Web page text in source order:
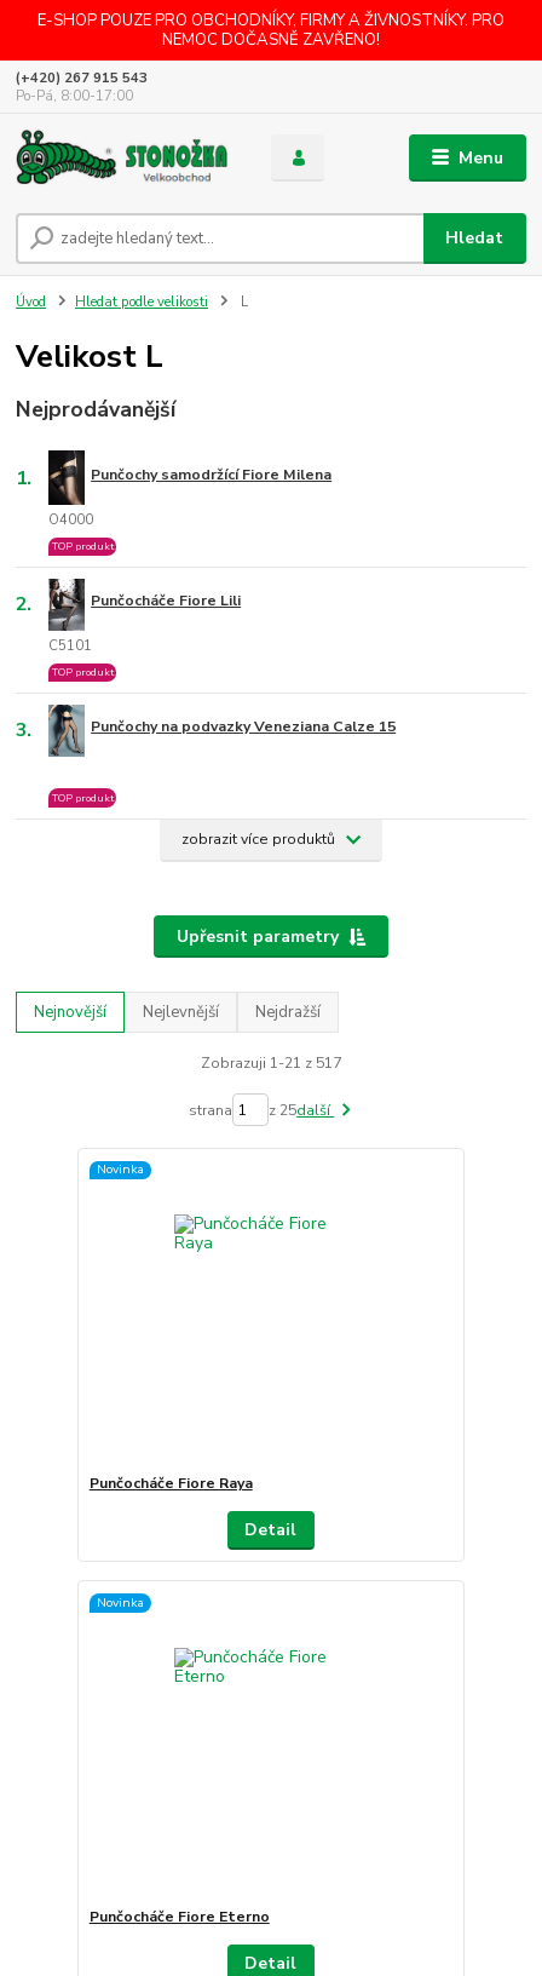
E-SHOP POUZE PRO OBCHODNÍKY, FIRMY A ŽIVNOSTNÍKY. PRO
NEMOC DOČASNĚ ZAVŘENO!
Menu
Hledat
(+420) 267 915 543
Po-Pá, 8:00-17:00
Úvod Hledat podle velikosti L
Velikost L
Nejprodávanější
1. Punčochy samodržící Fiore Milena
O4000
TOP produkt
2. Punčocháče Fiore Lili
C5101
TOP produkt
3. Punčochy na podvazky Veneziana Calze 15
TOP produkt
zobrazit více produktů
Upřesnit parametry
Nejnovější Nejlevnější Nejdražší
Zobrazuji 1-21 z 517
strana z 25další
Novinka
Punčocháče Fiore Raya
Detail
Novinka
Punčocháče Fiore Eterno
Detail